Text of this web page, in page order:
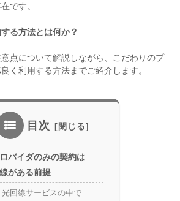
です。
る方法とは何か？
点について解説しながら、こだわりのプ
く利用する方法までご紹介します。
目次
バイダのみの契約は
がある前提
光回線サービスの中で